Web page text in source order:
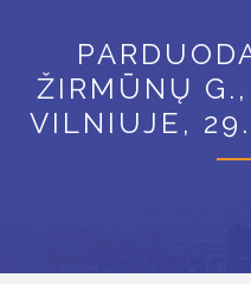
ŽIRMŪNŲ
VILNIUJE,